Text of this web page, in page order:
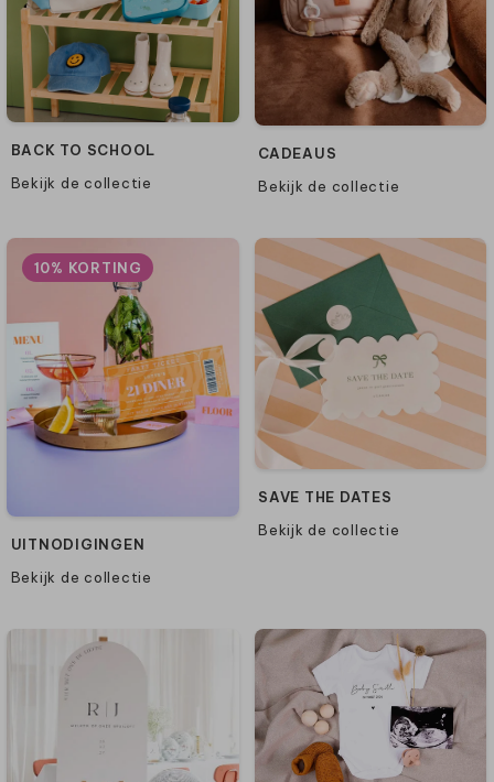
BACK TO SCHOOL
Bekijk de collectie
CADEAUS
Bekijk de collectie
10% KORTING
UITNODIGINGEN
Bekijk de collectie
SAVE THE DATES
Bekijk de collectie